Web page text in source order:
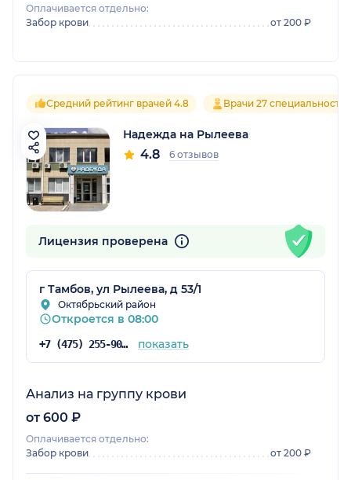
Оплачивается отдельно:
Забор крови
от 200 ₽
Средний рейтинг врачей 4.8 Врачи 27
Надежда на Рылеева
4.8 6 отзывов
Лицензия проверена
г Тамбов, ул Рылеева, д 53/1
Октябрьский район
Откроется в 08:00
+7 (475) 255-90-99 показать
Анализ на группу крови
от 600 ₽
Оплачивается отдельно:
Забор крови
от 200 ₽